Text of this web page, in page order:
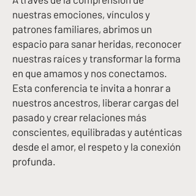
nuestras emociones, vínculos y
patrones familiares, abrimos un
espacio para sanar heridas, reconocer
nuestras raíces y transformar la forma
en que amamos y nos conectamos.
Esta conferencia te invita a honrar a
nuestros ancestros, liberar cargas del
pasado y crear relaciones más
conscientes, equilibradas y auténticas
desde el amor, el respeto y la conexión
profunda.